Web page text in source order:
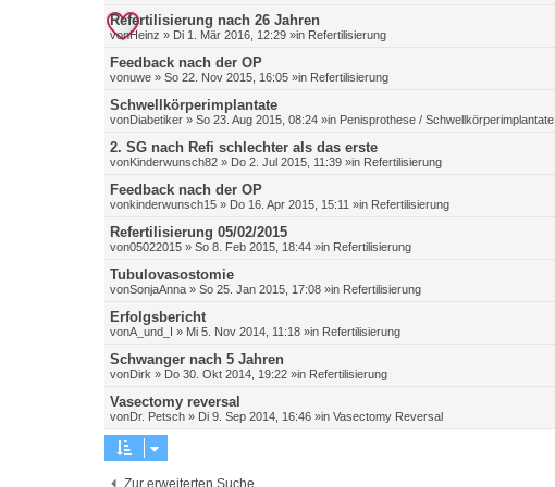
Refertilisierung nach 26 Jahren
vonHeinz » Di 1. Mär 2016, 12:29 »in Refertilisierung
Feedback nach der OP
vonuwe » So 22. Nov 2015, 16:05 »in Refertilisierung
Schwellkörperimplantate
vonDiabetiker » So 23. Aug 2015, 08:24 »in Penisprothese / Schwellkörperimplantate
2. SG nach Refi schlechter als das erste
vonKinderwunsch82 » Do 2. Jul 2015, 11:39 »in Refertilisierung
Feedback nach der OP
vonkinderwunsch15 » Do 16. Apr 2015, 15:11 »in Refertilisierung
Refertilisierung 05/02/2015
von05022015 » So 8. Feb 2015, 18:44 »in Refertilisierung
Tubulovasostomie
vonSonjaAnna » So 25. Jan 2015, 17:08 »in Refertilisierung
Erfolgsbericht
vonA_und_I » Mi 5. Nov 2014, 11:18 »in Refertilisierung
Schwanger nach 5 Jahren
vonDirk » Do 30. Okt 2014, 19:22 »in Refertilisierung
Vasectomy reversal
vonDr. Petsch » Di 9. Sep 2014, 16:46 »in Vasectomy Reversal
Zur erweiterten Suche